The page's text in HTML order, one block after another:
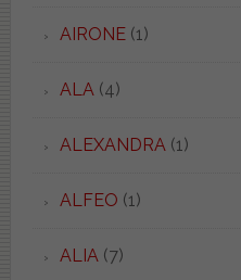
AIRONE(1)
ALA(4)
ALEXANDRA(1)
ALFEO (1)
ALIA(7)